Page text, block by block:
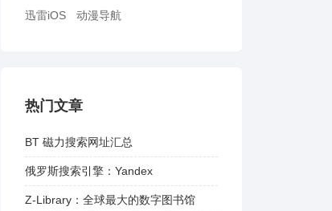
迅雷iOS 动漫导航
热门文章
BT 磁力搜索网址汇总
俄罗斯搜索引擎：Yandex
Z-Library：全球最大的数字图书馆